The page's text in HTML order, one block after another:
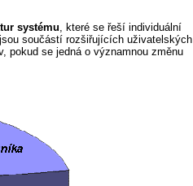
systému, které se řeší individuální
součástí rozšiřujících uživatelských
pokud se jedná o významnou změnu